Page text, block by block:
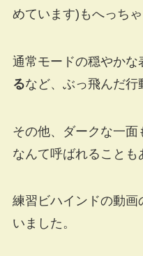
めています)もへっちゃ
通常モードの穏やかな
るなど、ぶっ飛んだ行
その他、ダークな一面
なんて呼ばれることも
練習ビハインドの動画
いました。